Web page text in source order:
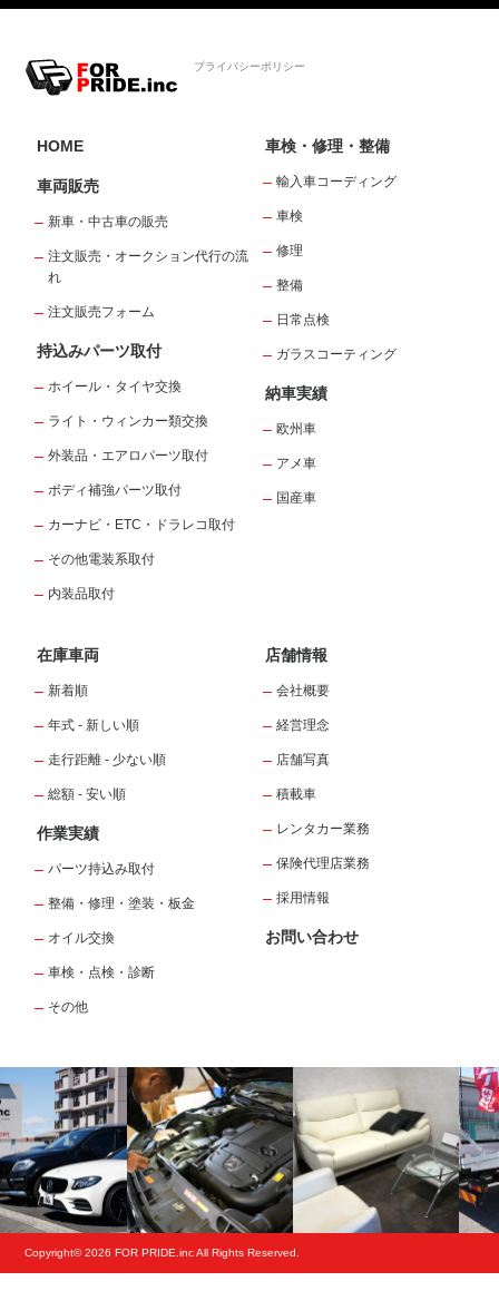
プライバシーポリシー
HOME
車両販売
新車・中古車の販売
注文販売・オークション代行の流
れ
注文販売フォーム
持込みパーツ取付
ホイール・タイヤ交換
ライト・ウィンカー類交換
外装品・エアロパーツ取付
ボディ補強パーツ取付
カーナビ・ETC・ドラレコ取付
その他電装系取付
内装品取付
車検・修理・整備
輸入車コーディング
車検
修理
整備
日常点検
ガラスコーティング
納車実績
欧州車
アメ車
国産車
在庫車両
新着順
年式 - 新しい順
走行距離 - 少ない順
総額 - 安い順
作業実績
パーツ持込み取付
整備・修理・塗装・板金
オイル交換
車検・点検・診断
その他
店舗情報
会社概要
経営理念
店舗写真
積載車
レンタカー業務
保険代理店業務
採用情報
お問い合わせ
Copyright© 2026 FOR PRIDE.inc All Rights Reserved.